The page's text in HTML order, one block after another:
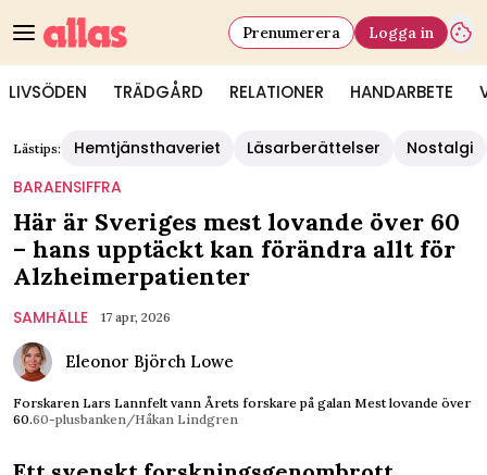
LIVSÖDEN TRÄDGÅRD RELATIONER HANDARBETE
Prenumerera Logga in
Lästips: Hemtjänsthaveriet Läsarberättelser
Nostalgi
BARAENSIFFRA
Här är Sveriges mest lovande över 60
– hans upptäckt kan förändra allt för
Alzheimerpatienter
SAMHÄLLE 17 apr, 2026
Eleonor Björch Lowe
Forskaren Lars Lannfelt vann Årets forskare på galan Mest lovande över
60.60-plusbanken/Håkan Lindgren